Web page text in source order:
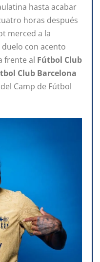
hasta acabar
horas después
merced a la
con acento
frente al Fútbol Club
Club Barcelona
Camp de Fútbol